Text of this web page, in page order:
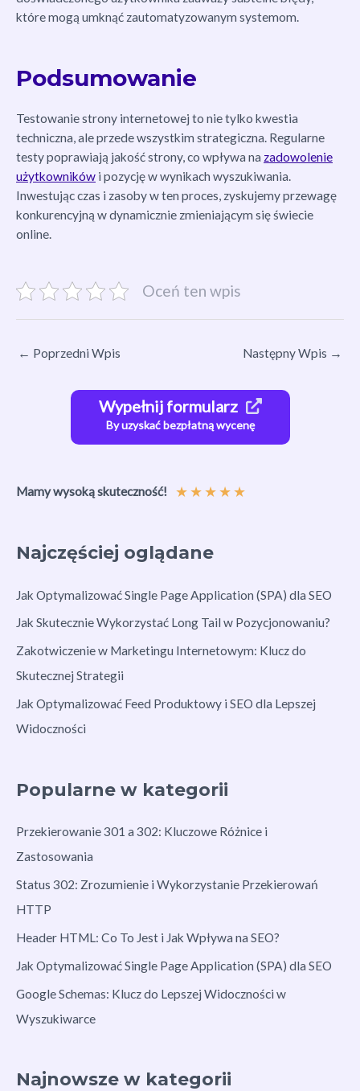
które mogą umknąć zautomatyzowanym systemom.
Podsumowanie
Testowanie strony internetowej to nie tylko kwestia
techniczna, ale przede wszystkim strategiczna. Regularne
testy poprawiają jakość strony, co wpływa na zadowolenie
użytkowników i pozycję w wynikach wyszukiwania.
Inwestując czas i zasoby w ten proces, zyskujemy przewagę
konkurencyjną w dynamicznie zmieniającym się świecie
online.
Oceń ten wpis
← Poprzedni Wpis Następny Wpis →
Wypełnij formularz
By uzyskać bezpłatną wycenę
Mamy wysoką skuteczność! ★★★★★
Najczęściej oglądane
Jak Optymalizować Single Page Application (SPA) dla SEO
Jak Skutecznie Wykorzystać Long Tail w Pozycjonowaniu?
Zakotwiczenie w Marketingu Internetowym: Klucz do
Skutecznej Strategii
Jak Optymalizować Feed Produktowy i SEO dla Lepszej
Widoczności
Popularne w kategorii
Przekierowanie 301 a 302: Kluczowe Różnice i
Zastosowania
Status 302: Zrozumienie i Wykorzystanie Przekierowań
HTTP
Header HTML: Co To Jest i Jak Wpływa na SEO?
Jak Optymalizować Single Page Application (SPA) dla SEO
Google Schemas: Klucz do Lepszej Widoczności w
Wyszukiwarce
Najnowsze w kategorii